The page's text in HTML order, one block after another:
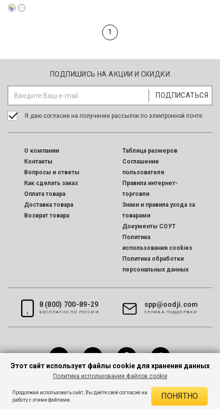
1
ПОДПИШИСЬ НА АКЦИИ И СКИДКИ
Я даю согласие на получение рассылок по электронной почте.
O компании
Контакты
Вопросы и ответы
Как сделать заказ
Оплата товара
Доставка товара
Возврат товара
Таблица размеров
Соглашение
пользователя
Правила интернет-
торговли
Знаки и правила ухода за
товарами
Документы СОУТ
Политика
использования cookies
Политика обработки
персональных данных
8 (800) 700-89-29
БЕСПЛАТНО ПО РОССИИ
spp@oodji.com
CЛУЖБА ПОДДЕРЖКИ
Все права защищены © 2026 oodji
Этот сайт использует файлы cookie для хранения данных
Политика использования файлов cookie
Продолжая использовать сайт, Вы даёте своё согласие на
работу с этими файлами.
ПОНЯТНО